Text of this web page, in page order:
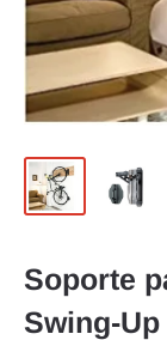
Soporte
Swing-Up